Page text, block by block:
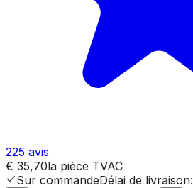
225 avis
€ 35,70la pièce TVAC
Sur commandeDélai de livraison: